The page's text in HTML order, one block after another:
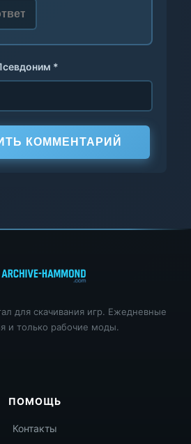
*
КОММЕНТАРИЙ
для скачивания игр. Ежедневные
и только рабочие моды.
ПОМОЩЬ
Контакты